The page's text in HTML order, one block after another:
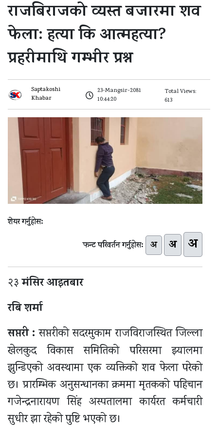
राजबिराजको व्यस्त बजारमा शव
फेला: हत्या कि आत्महत्या?
प्रहरीमाथि गम्भीर प्रश्न
Saptakoshi
Khabar
23-Mangsir-2081
10:44:20
Total Views:
613
शेयर गर्नुहोस:
फन्ट परिवर्तन गर्नुहोस: अ अ अ
२३मंसिर आइतबार
रबि शर्मा
सप्तरी : सप्तरीको सदरमुकाम राजविराजस्थित जिल्ला
खेलकुद विकास समितिको परिसरमा झ्यालमा
झुन्डिएको अवस्थामा एक व्यक्तिको शव फेला परेको
छ। प्रारम्भिक अनुसन्धानका क्रममा मृतकको पहिचान
गजेन्द्रनारायण सिंह अस्पतालमा कार्यरत कर्मचारी
सुधीर झा रहेको पुष्टि भएको छ।